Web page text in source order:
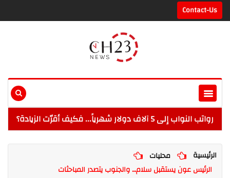
Contact-Us
رواتب النواب إلى 5 آلاف دولار شهرياً... فكيف أقرّت الزيادة؟
الرئيسية
محليات
الرئيس عون يستقبل سلام… والجنوب يتصدر المباحثات